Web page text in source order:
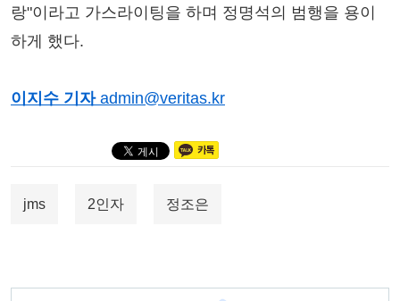
랑"이라고 가스라이팅을 하며 정명석의 범행을 용이
하게 했다.
이지수 기자 admin@veritas.kr
jms 2인자 정조은